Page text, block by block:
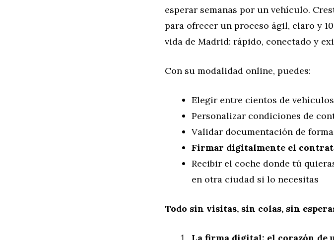
esperar semanas por un vehículo.
para ofrecer un proceso ágil, claro y
vida de Madrid: rápido, conectado y
Con su modalidad online, puedes:
Elegir entre cientos de
Personalizar condiciones de
Validar documentación de
Firmar digitalmente el
Recibir el coche donde tú
en otra ciudad si lo necesitas
Todo sin visitas, sin colas, sin
La firma digital: el corazón de